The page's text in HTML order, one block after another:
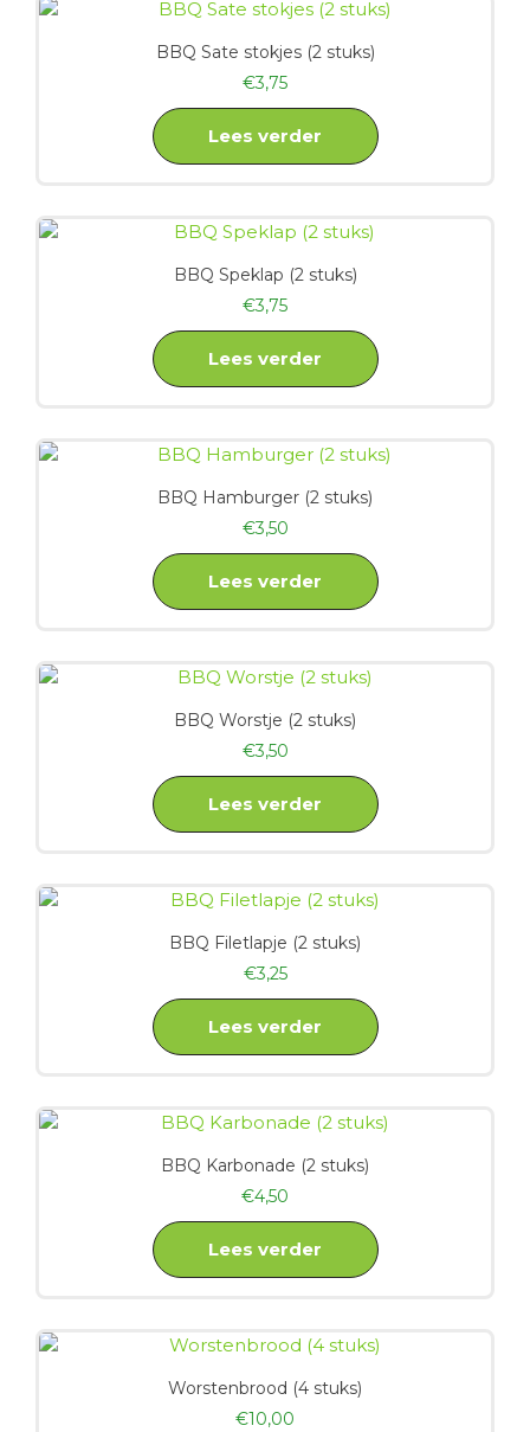
BBQ Sate stokjes (2 stuks)
€3,75
Lees verder
BBQ Speklap (2 stuks)
€3,75
Lees verder
BBQ Hamburger (2 stuks)
€3,50
Lees verder
BBQ Worstje (2 stuks)
€3,50
Lees verder
BBQ Filetlapje (2 stuks)
€3,25
Lees verder
BBQ Karbonade (2 stuks)
€4,50
Lees verder
Worstenbrood (4 stuks)
€10,00